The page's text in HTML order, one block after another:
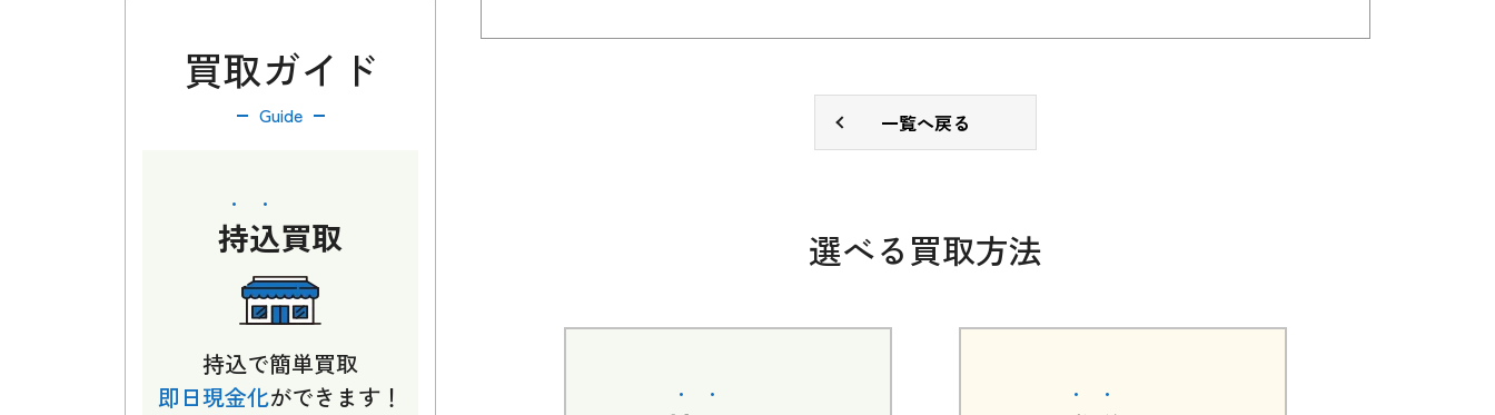
買取ガイド
Guide
持込買取
持込で簡単買取
即日現金化ができます！
一覧へ戻る
選べる買取方法